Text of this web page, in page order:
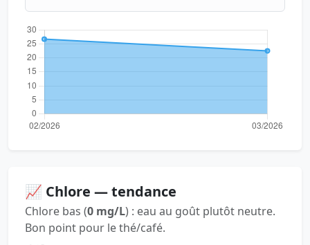
📈 Chlore — tendance
Chlore bas (0 mg/L) : eau au goût plutôt neutre.
Bon point pour le thé/café.